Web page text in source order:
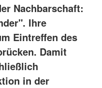
Nachbarschaft:
Ihre
Eintreffen des
Damit
in der